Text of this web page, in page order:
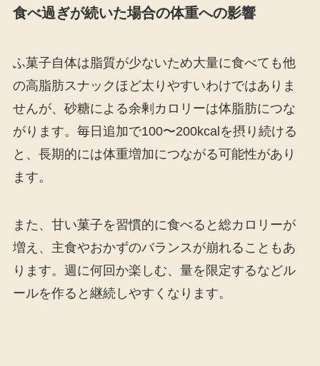
食べ過ぎが続いた場合の体重への影響
ふ菓子自体は脂質が少ないため大量に食べても他
の高脂肪スナックほど太りやすいわけではありま
せんが、砂糖による余剰カロリーは体脂肪につな
がります。毎日追加で100〜200kcalを摂り続ける
と、長期的には体重増加につながる可能性があり
ます。
また、甘い菓子を習慣的に食べると総カロリーが
増え、主食やおかずのバランスが崩れることもあ
ります。週に何回か楽しむ、量を限定するなどル
ールを作ると継続しやすくなります。